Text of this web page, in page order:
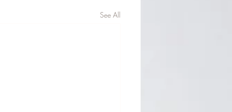
See All